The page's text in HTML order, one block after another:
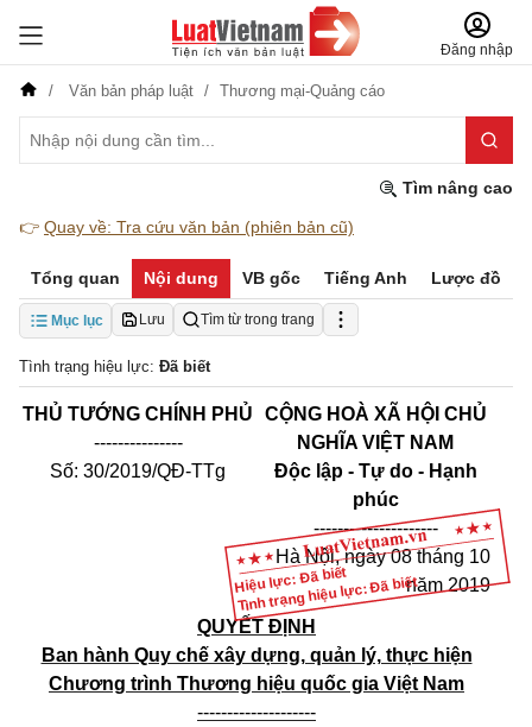
Đăng nhập
Văn bản pháp luật Thương mại-Quảng cáo
Tìm nâng cao
👉 Quay về: Tra cứu văn bản (phiên bản cũ)
Tổng quan Nội dung VB gốc Tiếng Anh Lược đồ
Mục lục Lưu Tìm từ trong trang
Tình trạng hiệu lực: Đã biết
Hiệu lực: Đã biết
Tình trạng hiệu lực: Đã biết
THỦ TƯỚNG CHÍNH PHỦ
---------------
Số: 30/2019/QĐ-TTg
CỘNG HOÀ XÃ HỘI CHỦ
NGHĨA VIỆT NAM
Độc lập - Tự do - Hạnh
phúc
---------------------
HàNội, ngày08tháng 10
năm 2019
QUYẾT ĐỊNH
Ban hành Quy chế xây dựng, quản lý, thực hiện
Chương trình Thương hiệu quốc gia Việt Nam
--------------------